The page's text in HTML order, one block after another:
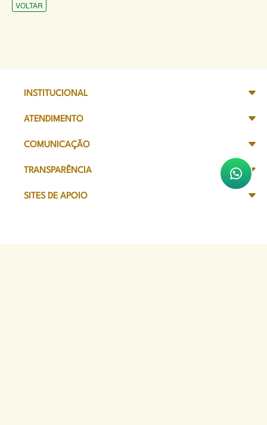
VOLTAR
INSTITUCIONAL
ATENDIMENTO
COMUNICAÇÃO
TRANSPARÊNCIA
SITES DE APOIO